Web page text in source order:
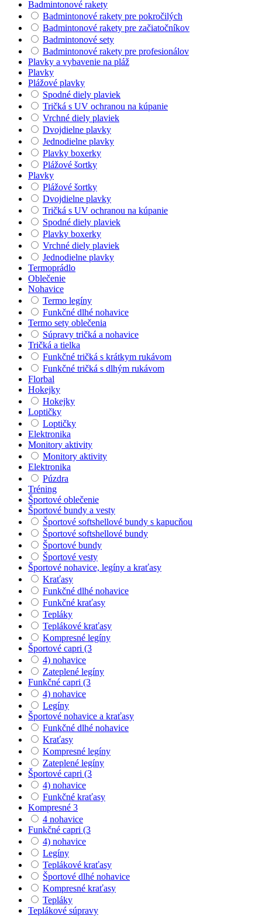
Badmintonové rakety
Badmintonové rakety pre pokročilých
Badmintonové rakety pre začiatočníkov
Badmintonové sety
Badmintonové rakety pre profesionálov
Plavky a vybavenie na pláž
Plavky
Plážové plavky
Spodné diely plaviek
Tričká s UV ochranou na kúpanie
Vrchné diely plaviek
Dvojdielne plavky
Jednodielne plavky
Plavky boxerky
Plážové šortky
Plavky
Plážové šortky
Dvojdielne plavky
Tričká s UV ochranou na kúpanie
Spodné diely plaviek
Plavky boxerky
Vrchné diely plaviek
Jednodielne plavky
Termoprádlo
Oblečenie
Nohavice
Termo legíny
Funkčné dlhé nohavice
Termo sety oblečenia
Súpravy tričká a nohavice
Tričká a tielka
Funkčné tričká s krátkym rukávom
Funkčné tričká s dlhým rukávom
Florbal
Hokejky
Hokejky
Loptičky
Loptičky
Elektronika
Monitory aktivity
Monitory aktivity
Elektronika
Púzdra
Tréning
Športové oblečenie
Športové bundy a vesty
Športové softshellové bundy s kapucňou
Športové softshellové bundy
Športové bundy
Športové vesty
Športové nohavice, legíny a kraťasy
Kraťasy
Funkčné dlhé nohavice
Funkčné kraťasy
Tepláky
Teplákové kraťasy
Kompresné legíny
Športové capri (3
4) nohavice
Zateplené legíny
Funkčné capri (3
4) nohavice
Legíny
Športové nohavice a kraťasy
Funkčné dlhé nohavice
Kraťasy
Kompresné legíny
Zateplené legíny
Športové capri (3
4) nohavice
Funkčné kraťasy
Kompresné 3
4 nohavice
Funkčné capri (3
4) nohavice
Legíny
Teplákové kraťasy
Športové dlhé nohavice
Kompresné kraťasy
Tepláky
Teplákové súpravy